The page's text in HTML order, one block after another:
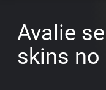
Avalie
skins no